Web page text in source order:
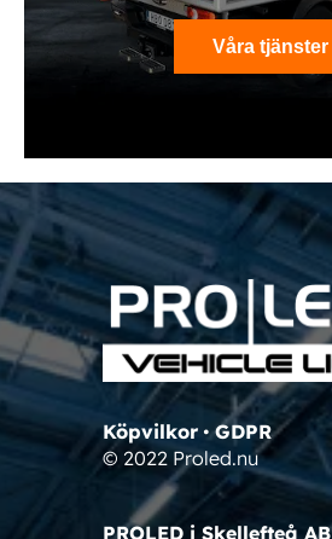
Våra tjänster
Köpvilkor•GDPR
© 2022 Proled.nu
PROLED i Skellefteå AB